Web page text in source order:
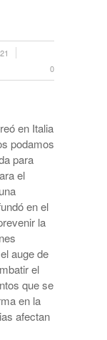
0
en Italia
podamos
para
el
en el
la
auge de
el
que se
en la
afectan